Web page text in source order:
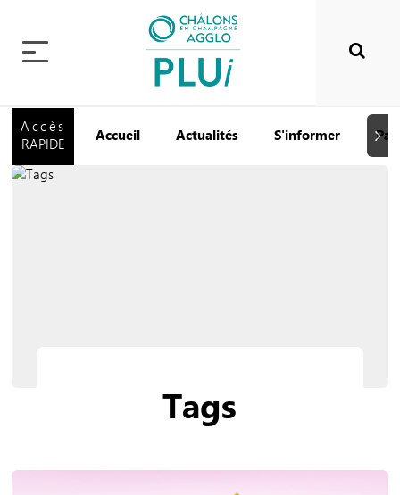
Accès
RAPIDE
Accueil Actualités S'informer
Tags